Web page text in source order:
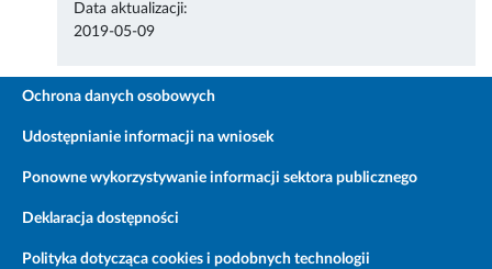
Data aktualizacji:
2019-05-09
Ochrona danych osobowych
Udostępnianie informacji na wniosek
Ponowne wykorzystywanie informacji sektora publicznego
Deklaracja dostępności
Polityka dotycząca cookies i podobnych technologii